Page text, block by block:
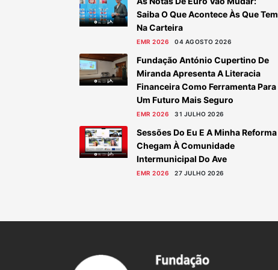
Saiba O Que Acontece Às Que Tem
Na Carteira
EMR 2026 04 AGOSTO 2026
Fundação António Cupertino De
Miranda Apresenta A Literacia
Financeira Como Ferramenta Para
Um Futuro Mais Seguro
EMR 2026 31 JULHO 2026
Sessões Do Eu E A Minha Reforma
Chegam À Comunidade
Intermunicipal Do Ave
EMR 2026 27 JULHO 2026